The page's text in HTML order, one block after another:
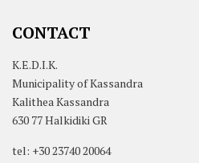
CONTACT
K.E.D.I.K.
Municipality of Kassandra
Kalithea Kassandra
630 77 Halkidiki GR
tel: +30 23740 20064